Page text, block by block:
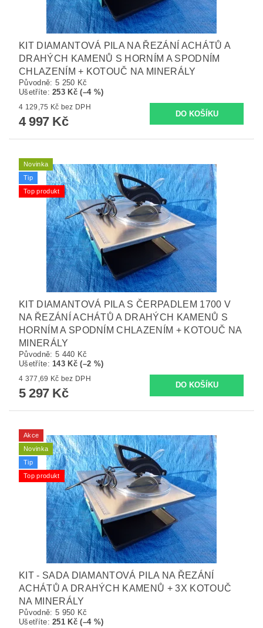
KIT DIAMANTOVÁ PILA NA ŘEZÁNÍ ACHÁTŮ A
DRAHÝCH KAMENŮ S HORNÍM A SPODNÍM
CHLAZENÍM + KOTOUČ NA MINERÁLY
Původně: 5 250 Kč
Ušetříte:253 Kč (–4 %)
4 129,75 Kč bez DPH
4 997 Kč
Novinka
Tip
Top produkt
KIT DIAMANTOVÁ PILA S ČERPADLEM 1700 V
NA ŘEZÁNÍ ACHÁTŮ A DRAHÝCH KAMENŮ S
HORNÍM A SPODNÍM CHLAZENÍM + KOTOUČ NA
MINERÁLY
Původně: 5 440 Kč
Ušetříte: 143 Kč (–2 %)
4 377,69 Kč bez DPH
5 297 Kč
Akce
Novinka
Tip
Top produkt
KIT - SADA DIAMANTOVÁ PILA NA ŘEZÁNÍ
ACHÁTŮ A DRAHÝCH KAMENŮ + 3X KOTOUČ
NA MINERÁLY
Původně: 5 950 Kč
Ušetříte:251 Kč (–4 %)